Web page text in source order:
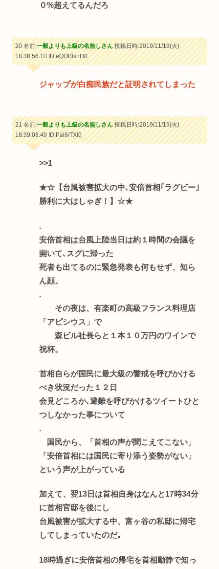
０%超えてるんだろ
20 名前:一般よりも上級の名無しさん投稿日時:2019/11/19(火)
18:38:56.10ID:eQOlBvhH0
ジャップが白痴民族だと証明されてしまった
21 名前:一般よりも上級の名無しさん投稿日時:2019/11/19(火)
18:39:08.49ID:Pal8/TXi0
>>1
★☆【台風被害拡大の中､安倍首相｢ラグビー｣
勝利に大はしゃぎ！】☆★
.
安倍首相は台風上陸当日は約１時間の会議を
開いて､スグに帰った
死者も出てるのに緊急発表も何もせず、知ら
ん顔。
.
その夜は、有楽町の高級フランス料理店
「アピシウス」で
森ビル社長らと１本１０万円のワインで
祝杯。
首相自らが国民に最大級の警戒を呼びかける
べき状況だった１２日
会見どころか､避難を呼びかけるツイートひと
つしなかった事について
.
国民から、「首相の声が聞こえてこない」
「安倍首相には国民に寄り添う姿勢がない」
という声が上がっている
加えて、翌13日は首相自身はなんと17時34分
に首相官邸を後にし
台風被害が拡大する中、富ヶ谷の私邸に帰宅
してしまっていたのだ｡
18時過ぎに安倍首相の帰宅を首相動静で知っ